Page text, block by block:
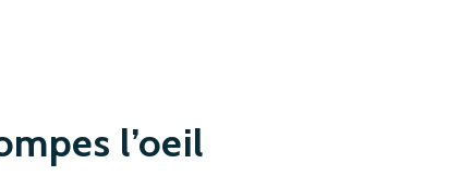
l’oeil